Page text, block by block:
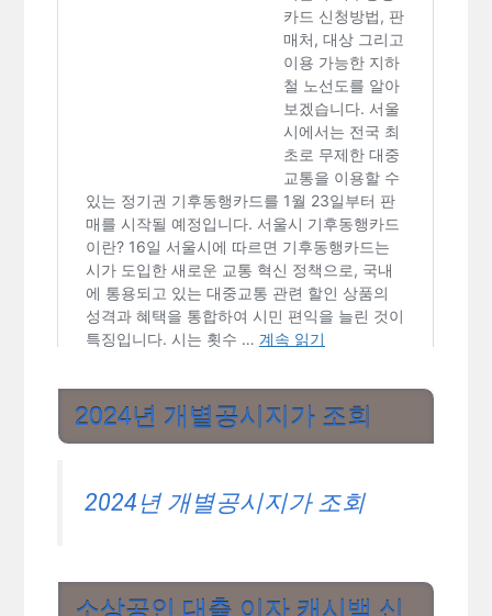
2024년 개별공시지가 조회
2024년 개별공시지가 조회